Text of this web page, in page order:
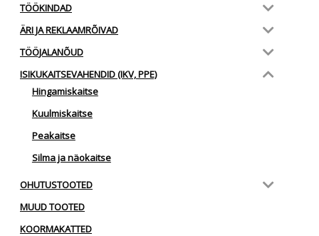
TÖÖKINDAD
ÄRI JA REKLAAMRÕIVAD
TÖÖJALANÕUD
ISIKUKAITSEVAHENDID (IKV, PPE)
Hingamiskaitse
Kuulmiskaitse
Peakaitse
Silma ja näokaitse
OHUTUSTOOTED
MUUD TOOTED
KOORMAKATTED